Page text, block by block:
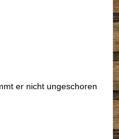
er nicht ungeschoren